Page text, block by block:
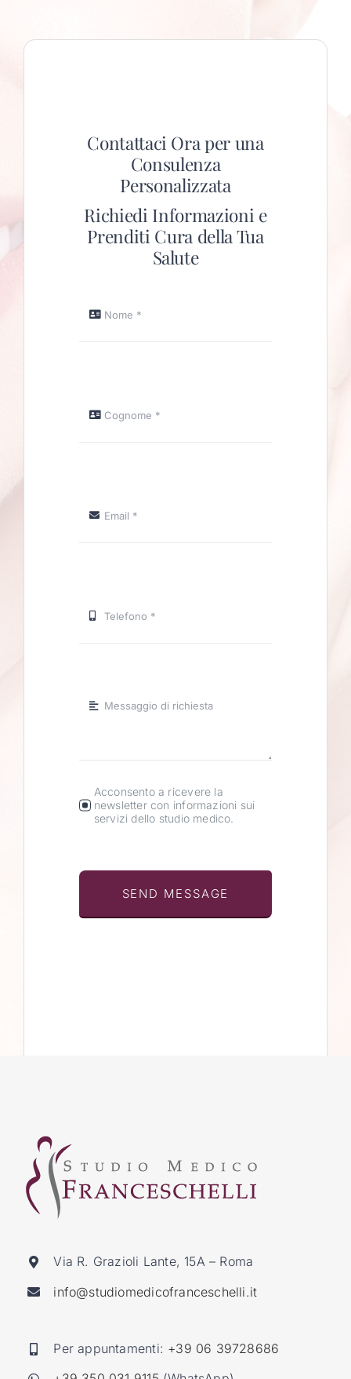
Contattaci Ora per una
Consulenza
Personalizzata
Richiedi Informazioni e
Prenditi Cura della Tua
Salute
Acconsento a ricevere la
newsletter con informazioni sui
servizi dello studio medico.
SEND MESSAGE
Via R. Grazioli Lante, 15A – Roma
info@studiomedicofranceschelli.it
Per appuntamenti: +39 06 39728686